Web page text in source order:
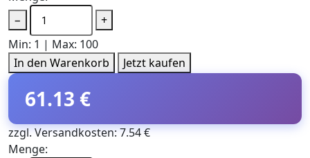
−
+
Min: 1 | Max: 100
In den Warenkorb
Jetzt kaufen
61.13 €
zzgl. Versandkosten: 7.54 €
Menge: